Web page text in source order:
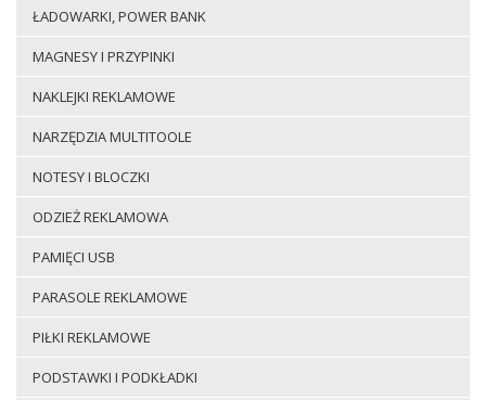
ŁADOWARKI, POWER BANK
MAGNESY I PRZYPINKI
NAKLEJKI REKLAMOWE
NARZĘDZIA MULTITOOLE
NOTESY I BLOCZKI
ODZIEŻ REKLAMOWA
PAMIĘCI USB
PARASOLE REKLAMOWE
PIŁKI REKLAMOWE
PODSTAWKI I PODKŁADKI